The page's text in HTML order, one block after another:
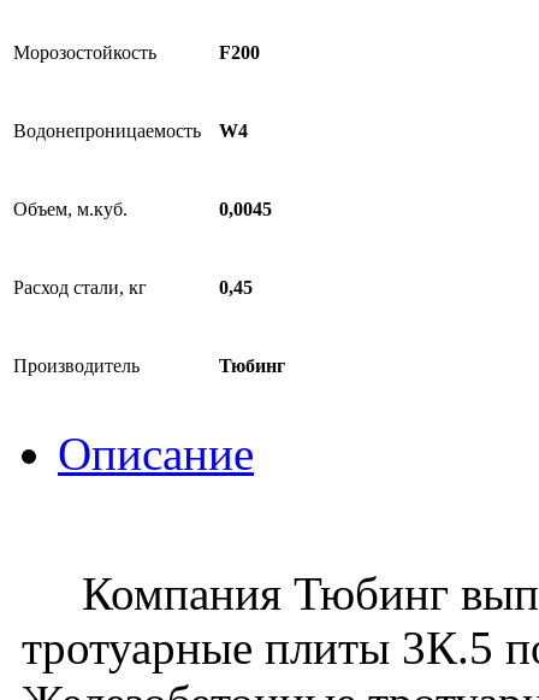
Морозостойкость F200
Водонепроницаемость W4
Объем, м.куб. 0,0045
Расход стали, кг 0,45
Производитель Тюбинг
Описание
Компания Тюбинг
тротуарные плиты 3К.5